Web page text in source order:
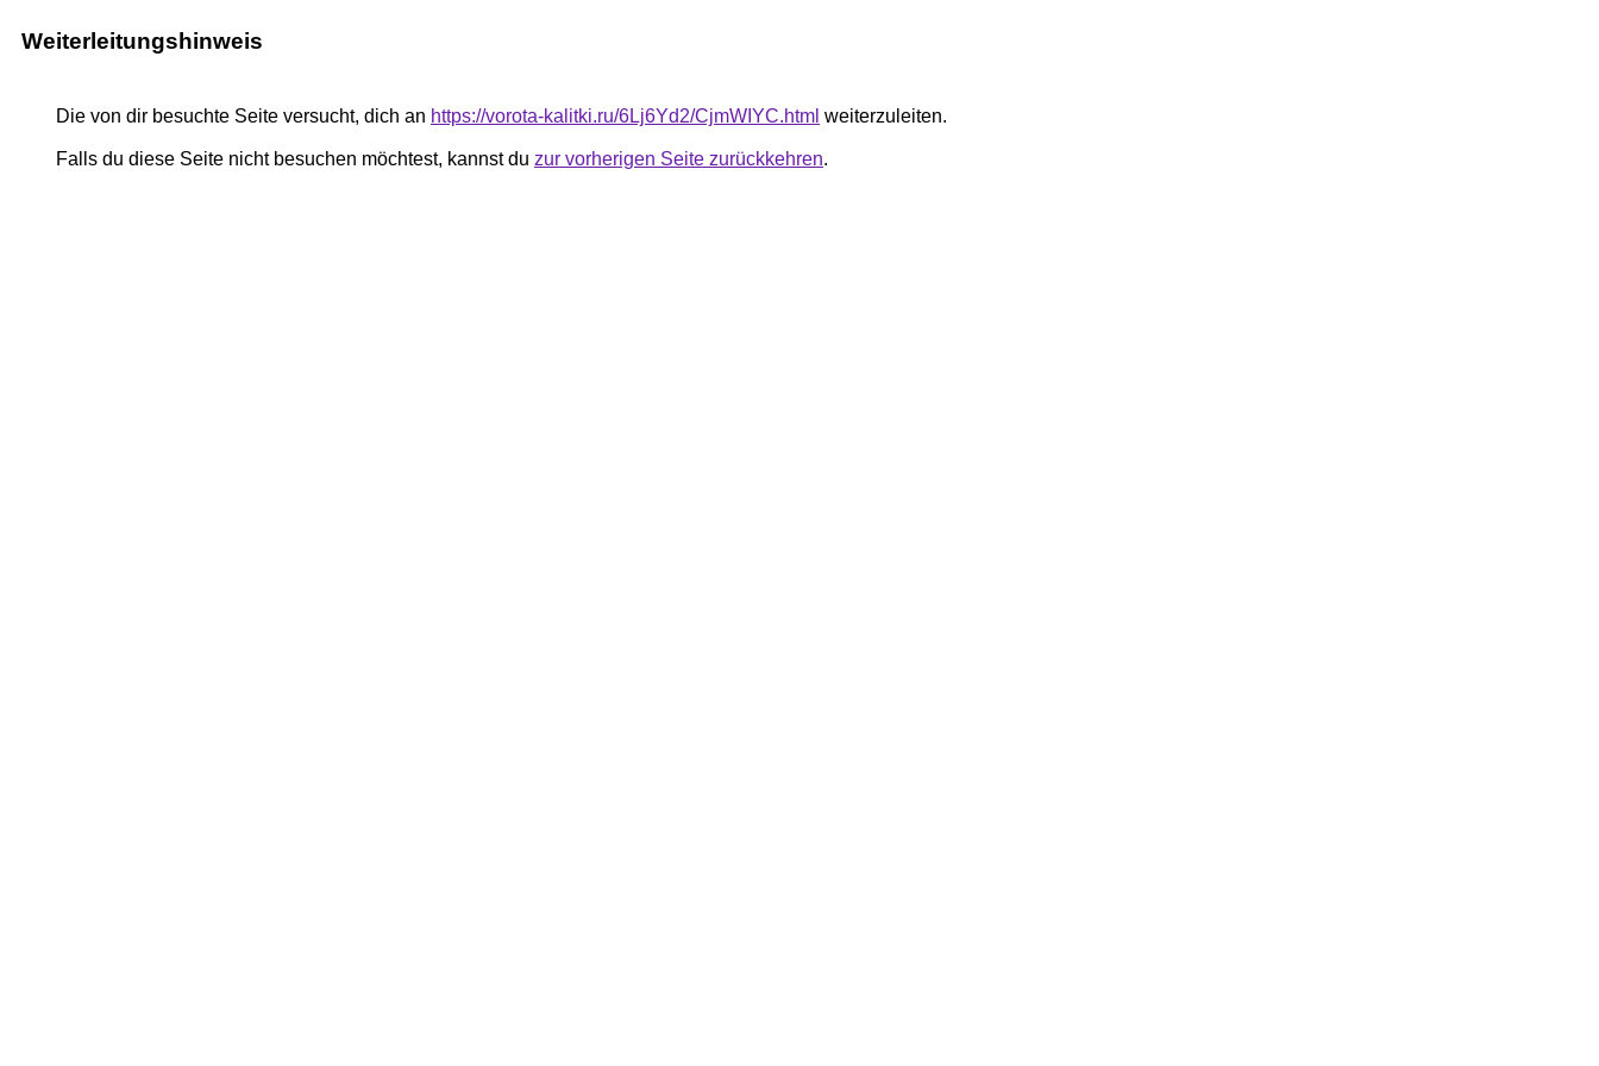
Weiterleitungshinweis
Die von dir besuchte Seite versucht, dich an https://vorota-kalitki.ru/6Lj6Yd2/CjmWIYC.html weiterzuleiten.
Falls du diese Seite nicht besuchen möchtest, kannst du zur vorherigen Seite zurückkehren.